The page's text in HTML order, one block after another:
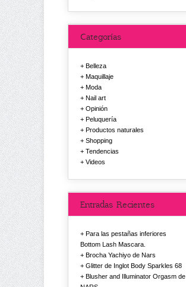
Categorías
Belleza
Maquillaje
Moda
Nail art
Opinión
Peluquería
Productos naturales
Shopping
Tendencias
Videos
Entradas Recientes
Para las pestañas inferiores
Bottom Lash Mascara.
Brocha Yachiyo de Nars
Glitter de Inglot Body Sparkles 68
Blusher and Illuminator Orgasm de